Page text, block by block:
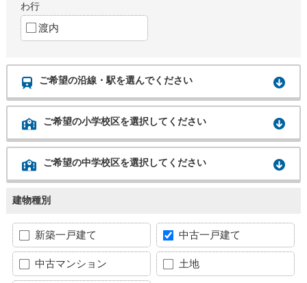
わ行
渡内
ご希望の沿線・駅を選んでください
ご希望の小学校区を選択してください
ご希望の中学校区を選択してください
建物種別
新築一戸建て 中古一戸建て
中古マンション 土地